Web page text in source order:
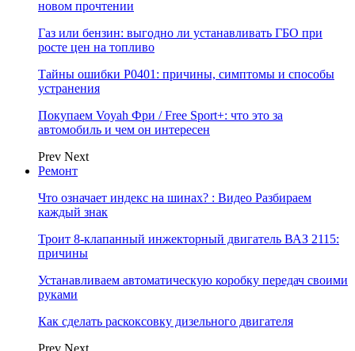
новом прочтении
Газ или бензин: выгодно ли устанавливать ГБО при
росте цен на топливо
Тайны ошибки P0401: причины, симптомы и способы
устранения
Покупаем Voyah Фри / Free Sport+: что это за
автомобиль и чем он интересен
Prev Next
Ремонт
Что означает индекс на шинах? : Видео Разбираем
каждый знак
Троит 8-клапанный инжекторный двигатель ВАЗ 2115:
причины
Устанавливаем автоматическую коробку передач своими
руками
Как сделать раскоксовку дизельного двигателя
Prev Next